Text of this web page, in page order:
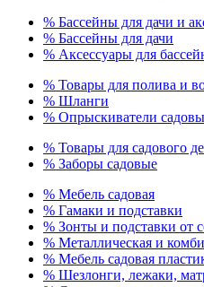
% Бассейны для дачи и
% Бассейны для дачи
% Аксессуары для
% Товары для полива и
% Шланги
% Опрыскиватели
% Товары для садового
% Заборы садовые
% Мебель садовая
% Гамаки и подставки
% Зонты и подставки от
% Металлическая и
% Мебель садовая
% Шезлонги, лежаки,